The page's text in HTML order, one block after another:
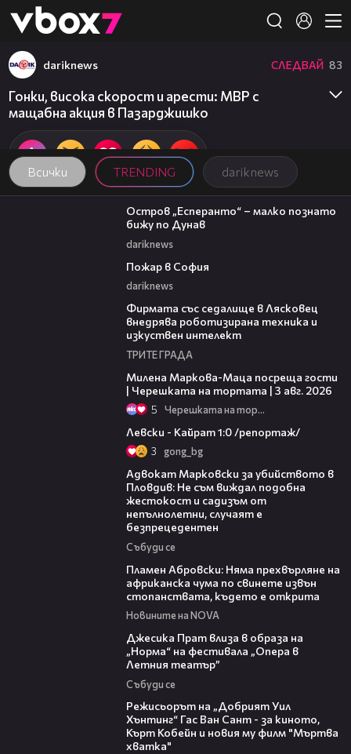
👾
Всички TRENDING dariknews
dariknews СЛЕДВАЙ 83
Гонки, висока скорост и арести: МВР с
мащабна акция в Пазарджишко
00:04
Остров „Есперанто“ – малко познато
бижу по Дунав
dariknews
Пожар в София
dariknews
Фирмата със седалище в Лясковец
внедрява роботизирана техника и
изкуствен интелект
ТРИТЕ ГРАДА
Милена Маркова-Маца посреща гости
| Черешката на тортата | 3 авг. 2026
5 Черешката на тортата
Левски - Кайрат 1:0 /репортаж/
3 gong_bg
Адвокат Марковски за убийството в
Пловдив: Не съм виждал подобна
жестокост и садизъм от
непълнолетни, случаят е
безпрецедентен
Събуди се
Пламен Абровски: Няма прехвърляне на
африканска чума по свинете извън
стопанствата, където е открита
Новините на NOVA
Джесика Прат влиза в образа на
„Норма“ на фестивала „Опера в
Летния театър”
Събуди се
Режисьорът на „Добрият Уил
Хънтинг“ Гас Ван Сант - за киното,
Кърт Кобейн и новия му филм "Мъртва
хватка"